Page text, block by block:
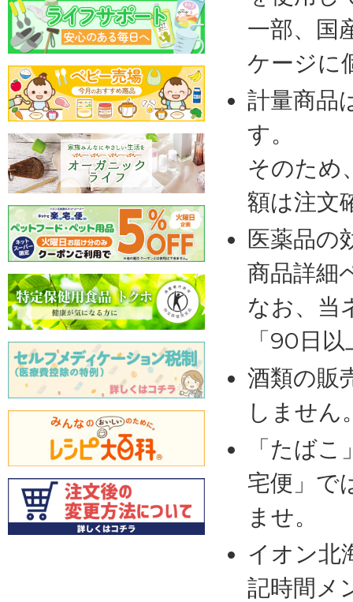
一部、国
ケージに
計量商品
す。
そのため
額は注文
医薬品の
商品詳細
なお、当
「90日
酒類の販
しません
「たば
宅便」で
ませ。
イオン北
記時間メ